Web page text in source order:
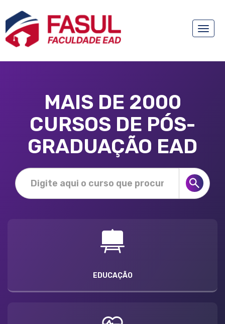
Toggle
MAIS DE 2000
CURSOS DE PÓS-
GRADUAÇÃO EAD
EDUCAÇÃO